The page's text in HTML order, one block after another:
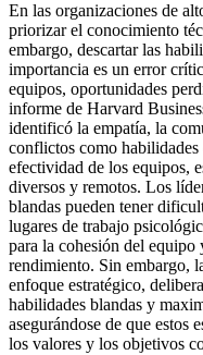
En las organizaciones de
priorizar el conocimiento
embargo, descartar las
importancia es un error
equipos, oportunidades
informe de Harvard
identificó la empatía, la
conflictos como habilidades
efectividad de los equipos,
diversos y remotos. Los
blandas pueden tener
lugares de trabajo
para la cohesión del
rendimiento. Sin embargo,
enfoque estratégico,
habilidades blandas y
asegurándose de que estos
los valores y los objetivos